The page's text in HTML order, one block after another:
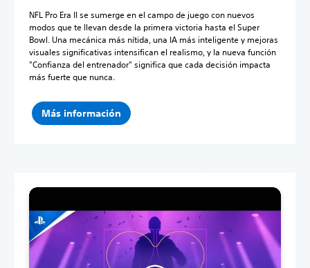
NFL Pro Era II se sumerge en el campo de juego con nuevos
modos que te llevan desde la primera victoria hasta el Super
Bowl. Una mecánica más nítida, una IA más inteligente y mejoras
visuales significativas intensifican el realismo, y la nueva función
"Confianza del entrenador" significa que cada decisión impacta
más fuerte que nunca.
Más información